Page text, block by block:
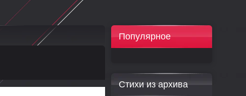
Популярное
Стихи из архива